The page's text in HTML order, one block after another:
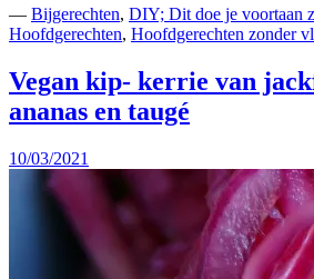
— Bijgerechten, DIY; Dit doe je voortaan
Hoofdgerechten, Hoofdgerechten zonder
Vegan kip- kerrie van
ananas en taugé
10/03/2021